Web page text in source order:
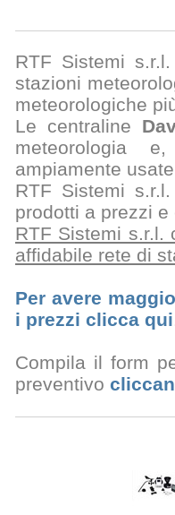
RTF Sistemi
stazioni
meteorologiche
Le centraline
meteorologia
ampiamente
RTF Sistemi
prodotti a prezzi
RTF Sistemi s.r.l.
affidabile rete di
Per avere
i prezzi clicca qui
Compila il form
preventivo